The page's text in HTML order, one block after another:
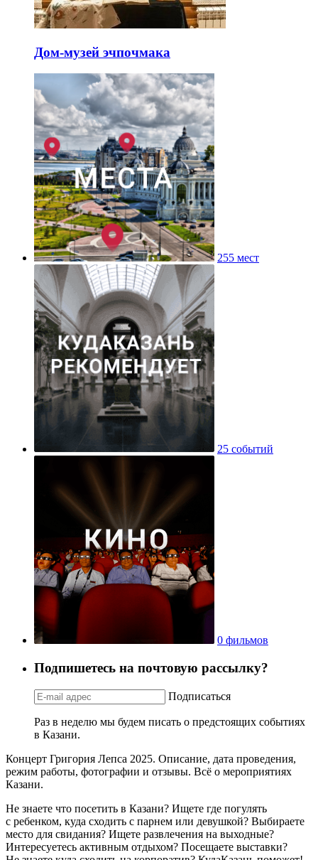
Дом-музей эчпочмака
255 мест
25 событий
0 фильмов
Подпишетесь на почтовую рассылку?
Подписаться
Раз в неделю мы будем писать о предстоящих событиях
в Казани.
Концерт Григория Лепса 2025. Описание, дата проведения,
режим работы, фотографии и отзывы. Всё о мероприятиях
Казани.
Не знаете что посетить в Казани? Ищете где погулять
с ребенком, куда сходить с парнем или девушкой? Выбираете
место для свидания? Ищете развлечения на выходные?
Интересуетесь активным отдыхом? Посещаете выставки?